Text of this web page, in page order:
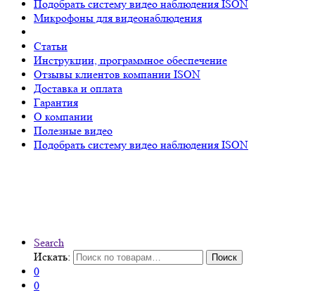
Подобрать систему видео наблюдения ISON
Микрофоны для видеонаблюдения
Статьи
Инструкции, программное обеспечение
Отзывы клиентов компании ISON
Доставка и оплата
Гарантия
О компании
Полезные видео
Подобрать систему видео наблюдения ISON
Search
Искать:
Поиск
0
0